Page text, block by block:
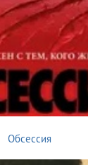
Обсессия